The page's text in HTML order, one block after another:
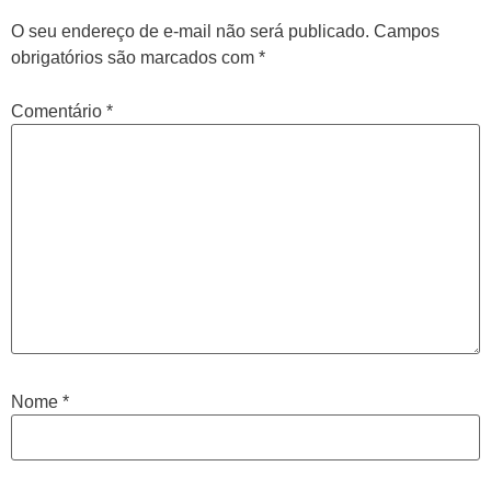
O seu endereço de e-mail não será publicado. Campos
obrigatórios são marcados com *
Comentário *
Nome *